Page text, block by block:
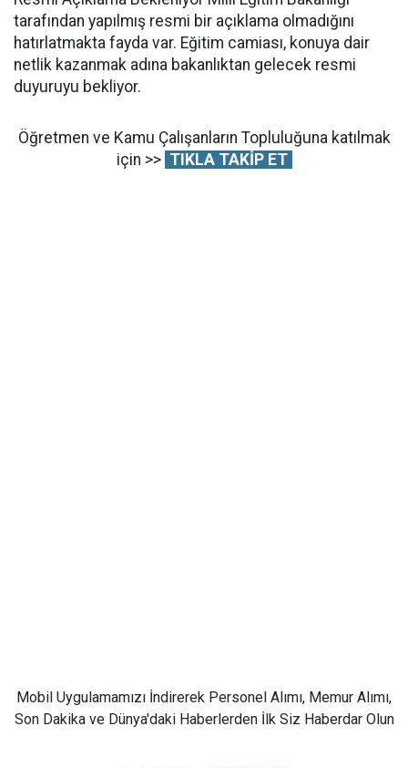
tarafından yapılmış resmi bir açıklama olmadığını
hatırlatmakta fayda var. Eğitim camiası, konuya dair
netlik kazanmak adına bakanlıktan gelecek resmi
duyuruyu bekliyor.
Öğretmen ve Kamu Çalışanların Topluluğuna katılmak
için >> TIKLA TAKİP ET
Mobil Uygulamamızı İndirerek Personel Alımı, Memur Alımı,
Son Dakika ve Dünya'daki Haberlerden İlk Siz Haberdar Olun